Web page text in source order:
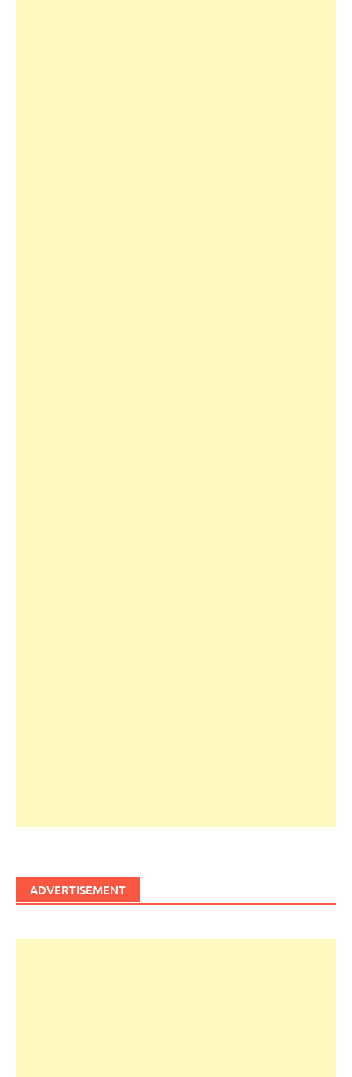
ADVERTISEMENT